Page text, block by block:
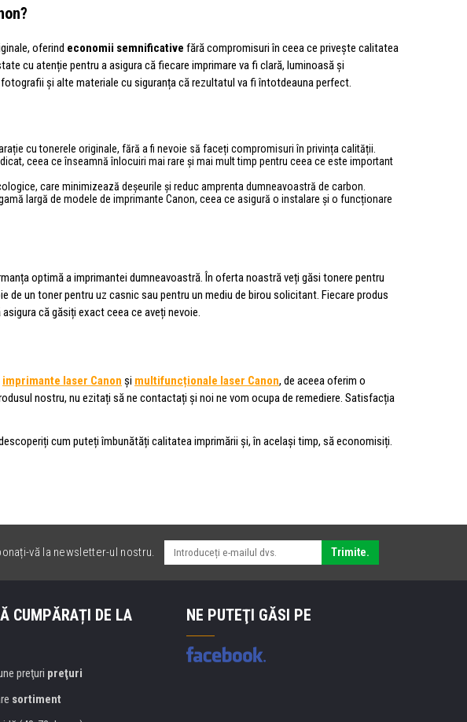
oferind economii semnificative fără compromisuri în ceea ce privește calitatea
cu atenție pentru a asigura că fiecare imprimare va fi clară, luminoasă și
și alte materiale cu siguranța că rezultatul va fi întotdeauna perfect.
cu tonerele originale, fără a fi nevoie să faceți compromisuri în privința calității.
ceea ce înseamnă înlocuiri mai rare și mai mult timp pentru ceea ce este important
care minimizează deșeurile și reduc amprenta dumneavoastră de carbon.
largă de modele de imprimante Canon, ceea ce asigură o instalare și o funcționare
optimă a imprimantei dumneavoastră. În oferta noastră veți găsi tonere pentru
de un toner pentru uz casnic sau pentru un mediu de birou solicitant. Fiecare produs
că găsiți exact ceea ce aveți nevoie.
imprimante laser Canon și multifuncționale laser Canon, de aceea oferim o
nostru, nu ezitați să ne contactați și noi ne vom ocupa de remediere. Satisfacția
cum puteți îmbunătăți calitatea imprimării și, în același timp, să economisiți.
vă la newsletter-ul nostru. Trimite.
CUMPĂRAȚI DE LA
preţuri preţuri
sortiment
NE PUTEŢI GĂSI PE